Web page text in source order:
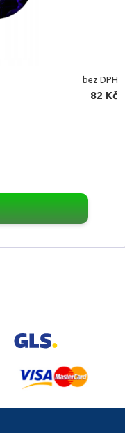
bez DPH
82 Kč